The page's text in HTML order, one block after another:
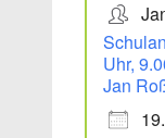
Uhr,
Jan